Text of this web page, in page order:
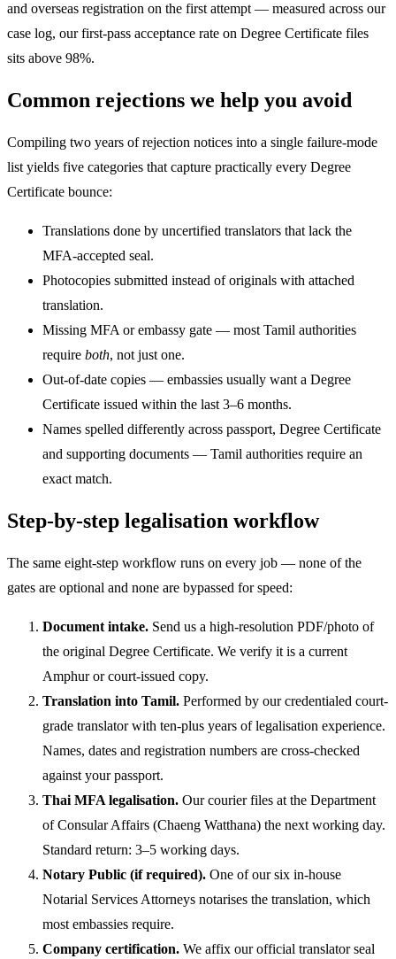
and overseas registration on the first attempt — measured across our
case log, our first-pass acceptance rate on Degree Certificate files
sits above 98%.
Common rejections we help you avoid
Compiling two years of rejection notices into a single failure-mode
list yields five categories that capture practically every Degree
Certificate bounce:
Translations done by uncertified translators that lack the
MFA-accepted seal.
Photocopies submitted instead of originals with attached
translation.
Missing MFA or embassy gate — most Tamil authorities
require both, not just one.
Out-of-date copies — embassies usually want a Degree
Certificate issued within the last 3–6 months.
Names spelled differently across passport, Degree Certificate
and supporting documents — Tamil authorities require an
exact match.
Step-by-step legalisation workflow
The same eight-step workflow runs on every job — none of the
gates are optional and none are bypassed for speed:
Document intake. Send us a high-resolution PDF/photo of
the original Degree Certificate. We verify it is a current
Amphur or court-issued copy.
Translation into Tamil. Performed by our credentialed court-
grade translator with ten-plus years of legalisation experience.
Names, dates and registration numbers are cross-checked
against your passport.
Thai MFA legalisation. Our courier files at the Department
of Consular Affairs (Chaeng Watthana) the next working day.
Standard return: 3–5 working days.
Notary Public (if required). One of our six in-house
Notarial Services Attorneys notarises the translation, which
most embassies require.
Company certification. We affix our official translator seal